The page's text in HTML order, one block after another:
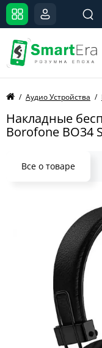
Аудио Устройства
Накладные
Borofone BO34
Все о товаре